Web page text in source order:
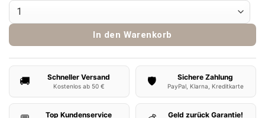
Charlie Lovers Pods Grape Menge
In den Warenkorb
🚚 Schneller Versand
Kostenlos ab 50 € 🛡️ Sichere Zahlung
PayPal, Klarna, Kreditkarte
Top Kundenservice Geld zurück Garantie!